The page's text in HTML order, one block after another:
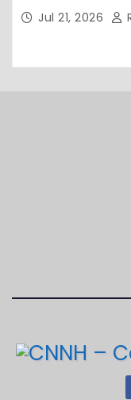
Jul 21, 2026